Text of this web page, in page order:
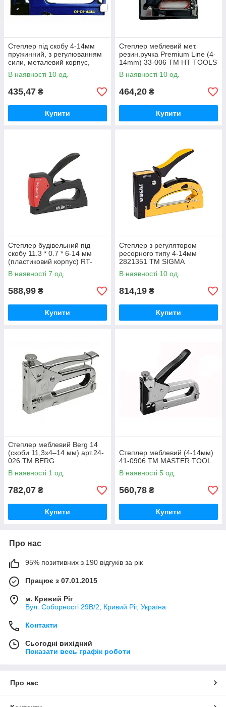
Степлер під скобу 4-14мм
пружинний, з регулюванням
сили, металевий корпус,
>30000 уд ТМ KUBIS
В наявності 10 од.
435,47 ₴
Купити
Степлер меблевий мет.
резин.ручка Premium Line (4-
14mm) 33-006 ТМ HT TOOLS
В наявності 10 од.
464,20 ₴
Купити
Степлер будівельний під
скобу 11.3 * 0.7 * 6-14 мм
(пластиковий корпус) RT-
0120 ТМ INTER
В наявності 7 од.
588,99 ₴
Купити
Степлер з регулятором
ресорного типу 4-14мм
2821351 ТМ SIGMA
В наявності 10 од.
814,19 ₴
Купити
Степлер меблевий Berg 14
(скоби 11,3х4–14 мм) арт.24-
026 ТМ BERG
В наявності 1 од.
782,07 ₴
Купити
Степлер меблевий (4-14мм)
41-0906 ТМ MASTER TOOL
В наявності 5 од.
560,78 ₴
Купити
Про нас
95% позитивних з 190 відгуків за рік
Працює з 07.01.2015
м. Кривий Ріг
Вул. Соборності 29В/2, Кривий Ріг, Україна
Контакти
Сьогодні вихідний
Показати весь графік роботи
Про нас